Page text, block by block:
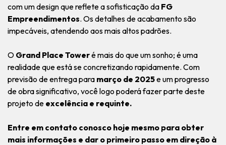
com um design que reflete a sofisticação da FG
Empreendimentos. Os detalhes de acabamento são
impecáveis, atendendo aos mais altos padrões.
O Grand Place Toweré mais do que um sonho; é uma
realidade que está se concretizando rapidamente. Com
previsão de entrega para março de 2025e um progresso
de obra significativo, você logo poderá fazer parte deste
projeto de excelência e requinte.
Entre em contato conosco hoje mesmo para obter
mais informações e dar o primeiro passo em direção à